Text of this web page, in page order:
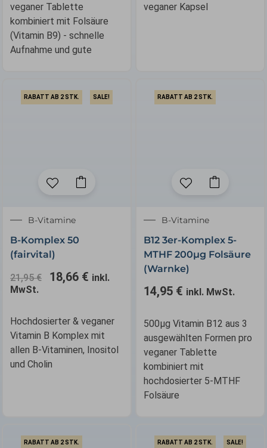
veganer Tablette
kombiniert mit Folsäure
(Vitamin B9) - schnelle
Aufnahme und gute
veganer Kapsel
RABATT AB 2 STK. SALE!
B-Vitamine
B-Komplex 50
(fairvital)
21,95€
Ursprünglicher
Preis
war:
21,95 €
18,66 € inkl.
MwSt.
Hochdosierter & veganer
Vitamin B Komplex mit
allen B-Vitaminen, Inositol
und Cholin
RABATT AB 2 STK.
B-Vitamine
B12 3er-Komplex 5-
MTHF 200µg Folsäure
(Warnke)
14,95 € inkl. MwSt.
500µg Vitamin B12 aus 3
ausgewählten Formen pro
veganer Tablette
kombiniert mit
hochdosierter 5-MTHF
Folsäure
RABATT AB 2 STK. RABATT AB 2 STK. SALE!